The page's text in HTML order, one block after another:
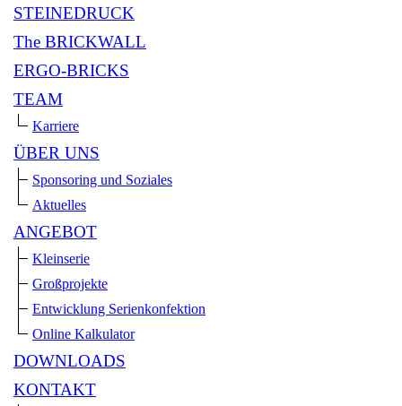
STEINEDRUCK
The BRICKWALL
ERGO-BRICKS
TEAM
Karriere
ÜBER UNS
Sponsoring und Soziales
Aktuelles
ANGEBOT
Kleinserie
Großprojekte
Entwicklung Serienkonfektion
Online Kalkulator
DOWNLOADS
KONTAKT